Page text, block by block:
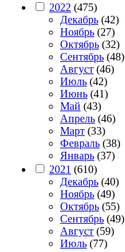
2022 (475)
Декабрь (42)
Ноябрь (27)
Октябрь (32)
Сентябрь (48)
Август (46)
Июль (42)
Июнь (41)
Май (43)
Апрель (46)
Март (33)
Февраль (38)
Январь (37)
2021 (610)
Декабрь (40)
Ноябрь (49)
Октябрь (55)
Сентябрь (49)
Август (59)
Июль (77)